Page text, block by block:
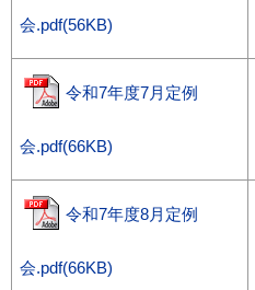
会.pdf(56KB)
令和7年度7月定例
会.pdf(66KB)
令和7年度8月定例
会.pdf(66KB)